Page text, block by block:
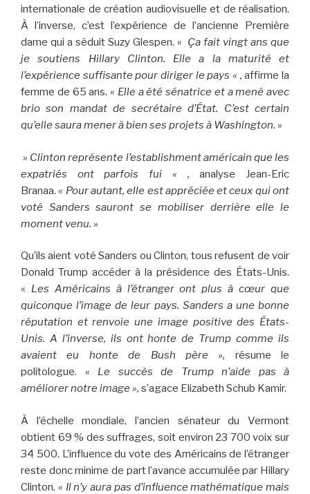
internationale de création audiovisuelle et de réalisation.
À l’inverse, c’est l’expérience de l’ancienne Première
dame qui a séduit Suzy Glespen. « Ça fait vingt ans que
je soutiens Hillary Clinton. Elle a la maturité et
l’expérience suffisante pour diriger le pays « ,affirme la
femme de 65 ans. « Elle a été sénatrice et a mené avec
brio son mandat de secrétaire d’État. C’est certain
qu’elle saura mener à bien ses projets à Washington. »
» Clinton représente l’establishment américain que les
expatriés ont parfois fui « , analyse Jean-Eric
Branaa. « Pour autant, elle est appréciée et ceux qui ont
voté Sanders sauront se mobiliser derrière elle le
moment venu. »
Qu’ils aient voté Sanders ou Clinton, tous refusent de voir
Donald Trump accéder à la présidence des États-Unis.
« Les Américains à l’étranger ont plus à cœur que
quiconque l’image de leur pays. Sanders a une bonne
réputation et renvoie une image positive des États-
Unis. A l’inverse, ils ont honte de Trump comme ils
avaient eu honte de Bush père », résume le
politologue. « Le succès de Trump n’aide pas à
améliorer notre image », s’agace Elizabeth Schub Kamir.
À l’échelle mondiale, l’ancien sénateur du Vermont
obtient 69 % des suffrages, soit environ 23 700 voix sur
34 500. L’influence du vote des Américains de l’étranger
reste donc minime de part l’avance accumulée par Hillary
Clinton. « Il n’y aura pas d’influence mathématique mais